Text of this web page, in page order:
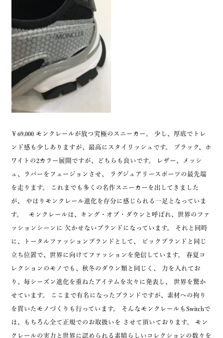
￥69,000 モンクレールが放つ究極のスニーカー。 少し、厚底でトレ
ンド感も少しありますが、最高にスタイリッシュです。 ブラック、ホ
ワイトの2カラー展開ですが、どちらも良いです。 レザー、メッシ
ュ、ラバーをフュージョンさせ、 ラグジュアリースポーツの最先端
を走ります。 これまでも多くの名作スニーカーを出してきました
が、 やはりモンクレール進化を存分に感じられる一足となっていま
す。 モンクレールは、キング・オブ・ダウンと呼ばれ、世界のファ
ッションシーンに 欠かせないブランドになっています。 それと同時
に、トータルファッションブランドとして、 ビックブランドと同じ
立ち位置で、世界に向けてファッションを発信しています。 春夏コ
レクションのモノでも、秋冬のダウン類と同じく、 力を入れてお
り、毎シーズン進化を重ねたアイテムを次々に発表し、 世界を驚か
せています。 ここまで有名になったブランドですが、素材への拘り
を貫いたモノづくりも行っています。 そんなモンクレールもSwitchで
は、もちろん全て正規でのお取扱いを させて頂いております。 モン
クレールの実力と世界に認められる素晴らしいコレクションの数々を